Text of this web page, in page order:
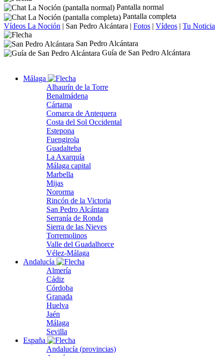
Pantalla normal
Pantalla completa
Vídeos La Noción | San Pedro Alcántara | Fotos | Vídeos | Tu Noticia
San Pedro Alcántara
Guía de San Pedro Alcántara
Málaga
Alhaurín de la Torre
Benalmádena
Cártama
Comarca de Antequera
Costa del Sol Occidental
Estepona
Fuengirola
Guadalteba
La Axarquía
Málaga capital
Marbella
Mijas
Nororma
Rincón de la Victoria
San Pedro Alcántara
Serranía de Ronda
Sierra de las Nieves
Torremolinos
Valle del Guadalhorce
Vélez-Málaga
Andalucía
Almería
Cádiz
Córdoba
Granada
Huelva
Jaén
Málaga
Sevilla
España
Andalucía (provincias)